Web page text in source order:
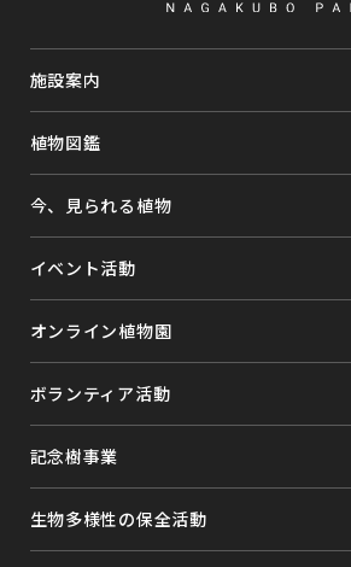
施設案内
植物図鑑
今、見られる植物
イベント活動
オンライン植物園
ボランティア活動
記念樹事業
生物多様性の保全活動